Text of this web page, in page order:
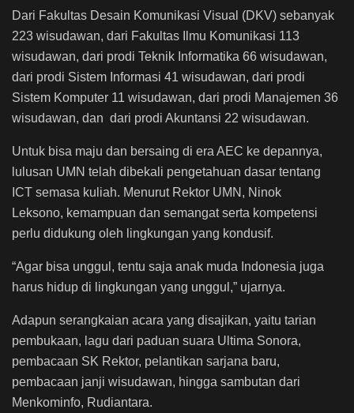
Dari Fakultas Desain Komunikasi Visual (DKV) sebanyak
223 wisudawan, dari Fakultas Ilmu Komunikasi 113
wisudawan, dari prodi Teknik Informatika 66 wisudawan,
dari prodi Sistem Informasi 41 wisudawan, dari prodi
Sistem Komputer 11 wisudawan, dari prodi Manajemen 36
wisudawan, dan dari prodi Akuntansi 22 wisudawan.
Untuk bisa maju dan bersaing di era AEC ke depannya,
lulusan UMN telah dibekali pengetahuan dasar tentang
ICT semasa kuliah. Menurut Rektor UMN, Ninok
Leksono, kemampuan dan semangat serta kompetensi
perlu didukung oleh lingkungan yang kondusif.
“Agar bisa unggul, tentu saja anak muda Indonesia juga
harus hidup di lingkungan yang unggul,” ujarnya.
Adapun serangkaian acara yang disajikan, yaitu tarian
pembukaan, lagu dari paduan suara Ultima Sonora,
pembacaan SK Rektor, pelantikan sarjana baru,
pembacaan janji wisudawan, hingga sambutan dari
Menkominfo, Rudiantara.